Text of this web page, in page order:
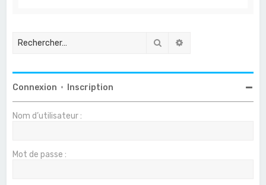
Rechercher
Connexion • Inscription
Nom d’utilisateur :
Mot de passe :